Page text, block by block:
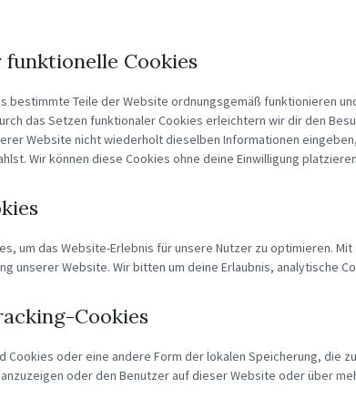
funktionelle Cookies
bestimmte Teile der Website ordnungsgemäß funktionieren
das Setzen funktionaler Cookies erleichtern wir dir den
Website nicht wiederholt dieselben Informationen
Wir können diese Cookies ohne deine Einwilligung
um das Website-Erlebnis für unsere Nutzer zu optimieren.
unserer Website. Wir bitten um deine Erlaubnis, analytische
Cookies
Cookies oder eine andere Form der lokalen Speicherung, die
oder den Benutzer auf dieser Website oder über